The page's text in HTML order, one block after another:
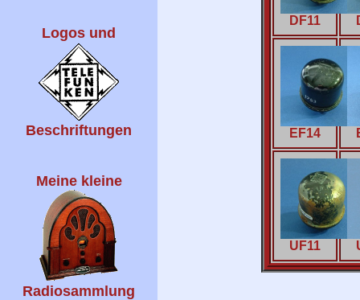
Logos und
Beschriftungen
Meine kleine
Radiosammlung
DF11
EF14
UF11